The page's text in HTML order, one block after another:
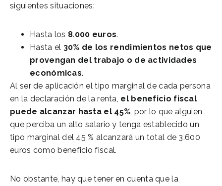
siguientes situaciones:
Hasta los 8.000 euros.
Hasta el 30% de los rendimientos netos que
provengan del trabajo o de actividades
económicas.
Al ser de aplicación el tipo marginal de cada persona
en la declaración de la renta, el beneficio fiscal
puede alcanzar hasta el 45%, por lo que alguien
que perciba un alto salario y tenga establecido un
tipo marginal del 45 % alcanzará un total de 3.600
euros como beneficio fiscal.
No obstante, hay que tener en cuenta que la